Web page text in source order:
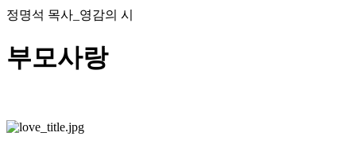
정명석 목사_영감의 시
부모사랑